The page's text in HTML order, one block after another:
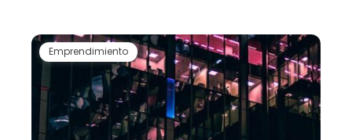
Emprendimiento